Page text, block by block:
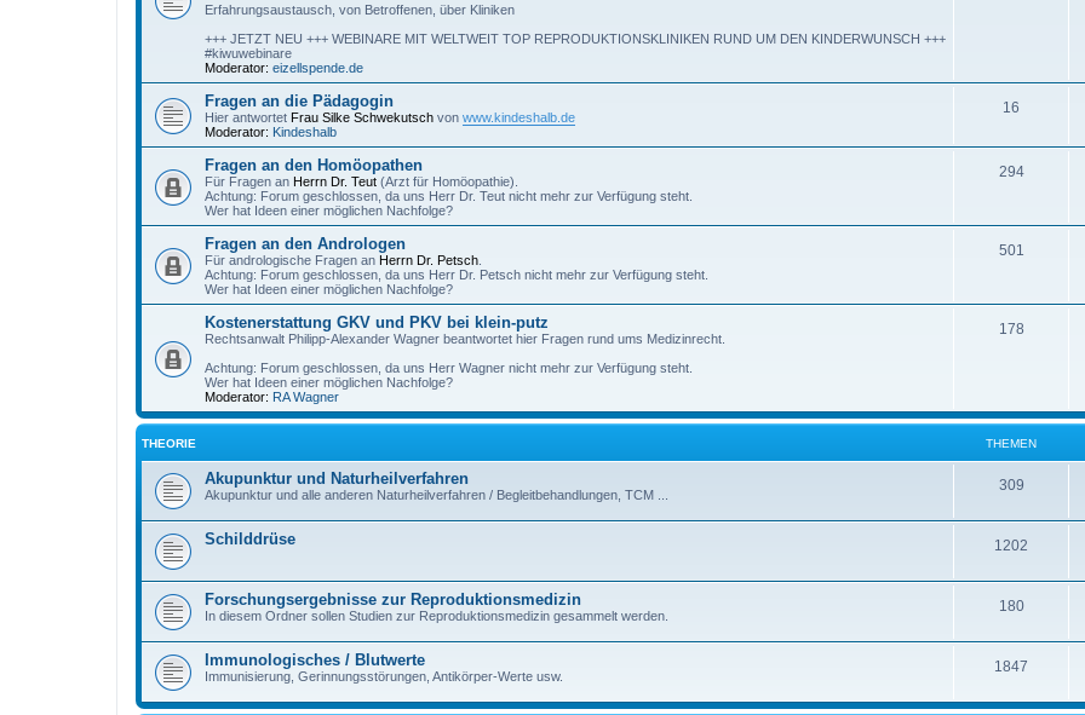
Erfahrungsaustausch, von Betroffenen, über Kliniken
+++ JETZT NEU +++ WEBINARE MIT WELTWEIT TOP REPRODUKTIONSKLINIKEN RUND UM DEN KINDERWUNSCH +++
#kiwuwebinare
Moderator: eizellspende.de
Fragen an die Pädagogin
Hier antwortet Frau Silke Schwekutsch von www.kindeshalb.de
Moderator: Kindeshalb
16
Fragen an den Homöopathen
Für Fragen an Herrn Dr. Teut (Arzt für Homöopathie).
Achtung: Forum geschlossen, da uns Herr Dr. Teut nicht mehr zur Verfügung steht.
Wer hat Ideen einer möglichen Nachfolge?
294
Fragen an den Andrologen
Für andrologische Fragen an Herrn Dr. Petsch
Achtung: Forum geschlossen, da uns Herr Dr. Petsch nicht mehr zur Verfügung steht.
Wer hat Ideen einer möglichen Nachfolge?
501
Kostenerstattung GKV und PKV bei klein-putz
Rechtsanwalt Philipp-Alexander Wagner beantwortet hier Fragen rund ums Medizinrecht.
Achtung: Forum geschlossen, da uns Herr Wagner nicht mehr zur Verfügung steht.
Wer hat Ideen einer möglichen Nachfolge?
Moderator: RA Wagner
178
THEORIE THEMEN
Akupunktur und Naturheilverfahren
Akupunktur und alle anderen Naturheilverfahren / Begleitbehandlungen, TCM ...
309
Schilddrüse 1202
Forschungsergebnisse zur Reproduktionsmedizin
In diesem Ordner sollen Studien zur Reproduktionsmedizin gesammelt werden.
180
Immunologisches / Blutwerte
Immunisierung, Gerinnungsstörungen, Antikörper-Werte usw.
1847